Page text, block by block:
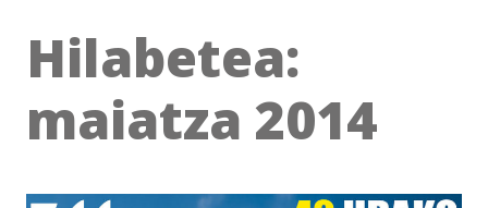
Hilabetea:
maiatza 2014